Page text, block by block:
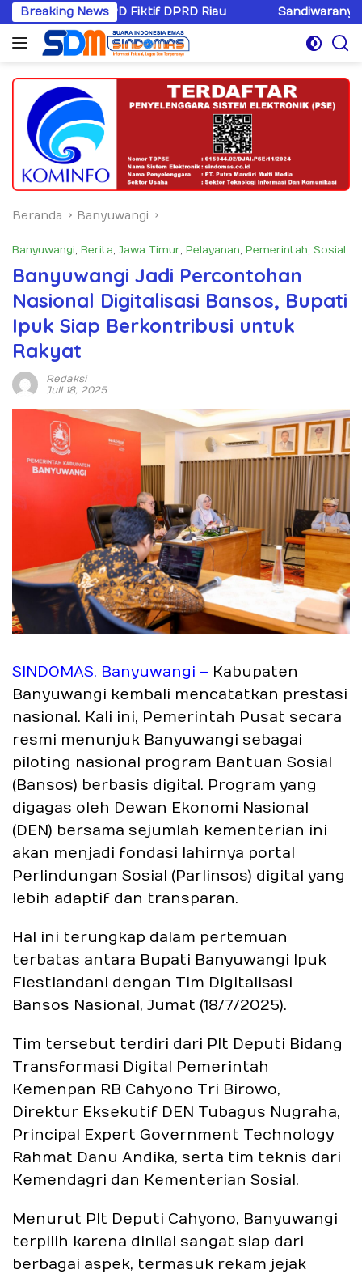
Langsung
ke
konten
Breaking News
Fiktif DPRD Riau Sandiwaranya Rekonsiliasi
Beranda Banyuwangi
Banyuwangi, Berita, Jawa Timur, Pelayanan, Pemerintah, Sosial
Banyuwangi Jadi Percontohan
Nasional Digitalisasi Bansos, Bupati
Ipuk Siap Berkontribusi untuk
Rakyat
Redaksi
Juli 18, 2025
SINDOMAS, Banyuwangi – Kabupaten
Banyuwangi kembali mencatatkan prestasi
nasional. Kali ini, Pemerintah Pusat secara
resmi menunjuk Banyuwangi sebagai
piloting nasional program Bantuan Sosial
(Bansos) berbasis digital. Program yang
digagas oleh Dewan Ekonomi Nasional
(DEN) bersama sejumlah kementerian ini
akan menjadi fondasi lahirnya portal
Perlindungan Sosial (Parlinsos) digital yang
lebih adaptif dan transparan.
Hal ini terungkap dalam pertemuan
terbatas antara Bupati Banyuwangi Ipuk
Fiestiandani dengan Tim Digitalisasi
Bansos Nasional, Jumat (18/7/2025).
Tim tersebut terdiri dari Plt Deputi Bidang
Transformasi Digital Pemerintah
Kemenpan RB Cahyono Tri Birowo,
Direktur Eksekutif DEN Tubagus Nugraha,
Principal Expert Government Technology
Rahmat Danu Andika, serta tim teknis dari
Kemendagri dan Kementerian Sosial.
Menurut Plt Deputi Cahyono, Banyuwangi
terpilih karena dinilai sangat siap dari
berbagai aspek, termasuk rekam jejak